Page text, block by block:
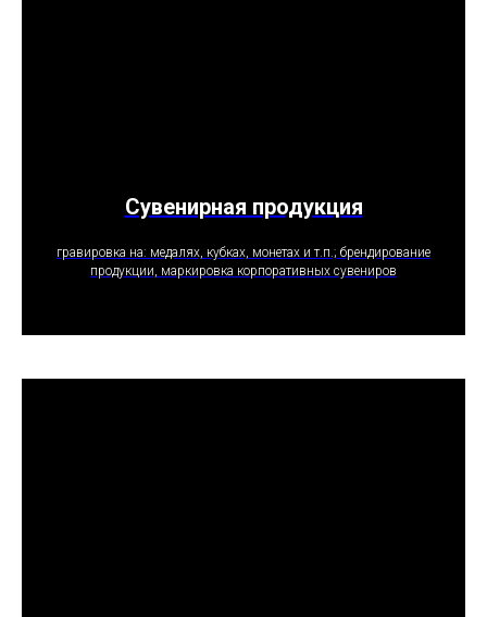
Сувенирная продукция
гравировка на: медалях, кубках, монетах и т.п.; брендирование
продукции, маркировка корпоративных сувениров
ПОЛУЧИТЬ ПРЕДЛОЖЕНИЕ